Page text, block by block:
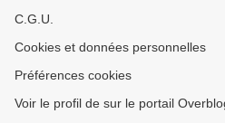
C.G.U.
Cookies et données personnelles
Préférences cookies
Voir le profil de sur le portail